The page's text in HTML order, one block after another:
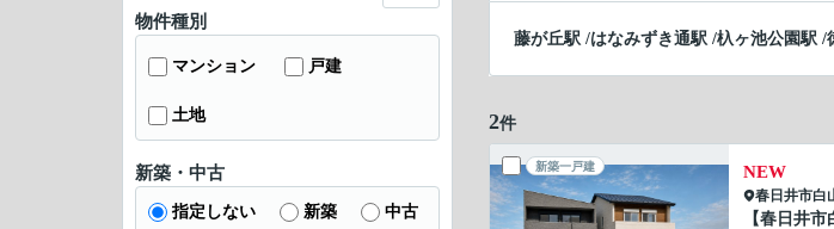
藤が丘駅 /はなみずき通駅 /杁ヶ池公園駅 /
2件
新築一戸建 NEW
春日井市白
【春日井
物件種別
マンション 戸建
土地
新築・中古
指定しない 新築 中古